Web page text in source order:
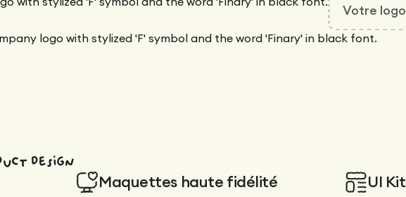
Votre logo
design
Maquettes haute fidélité UI Kit